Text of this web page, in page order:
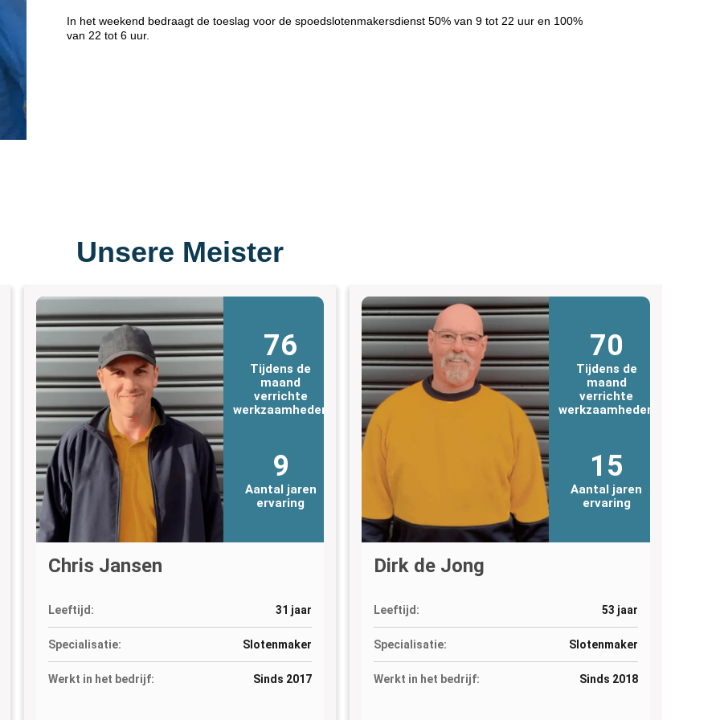
In het weekend bedraagt de toeslag voor de spoedslotenmakersdienst 50% van 9 tot 22 uur en 100%
van 22 tot 6 uur.
Unsere Meister
76
Tijdens de
maand
verrichte
werkzaamheden
9
Aantal jaren
ervaring
Chris Jansen
Leeftijd: 31 jaar
Specialisatie: Slotenmaker
Werkt in het bedrijf: Sinds 2017
70
Tijdens de
maand
verrichte
werkzaamheden
15
Aantal jaren
ervaring
Dirk de Jong
Leeftijd: 53 jaar
Specialisatie: Slotenmaker
Werkt in het bedrijf: Sinds 2018